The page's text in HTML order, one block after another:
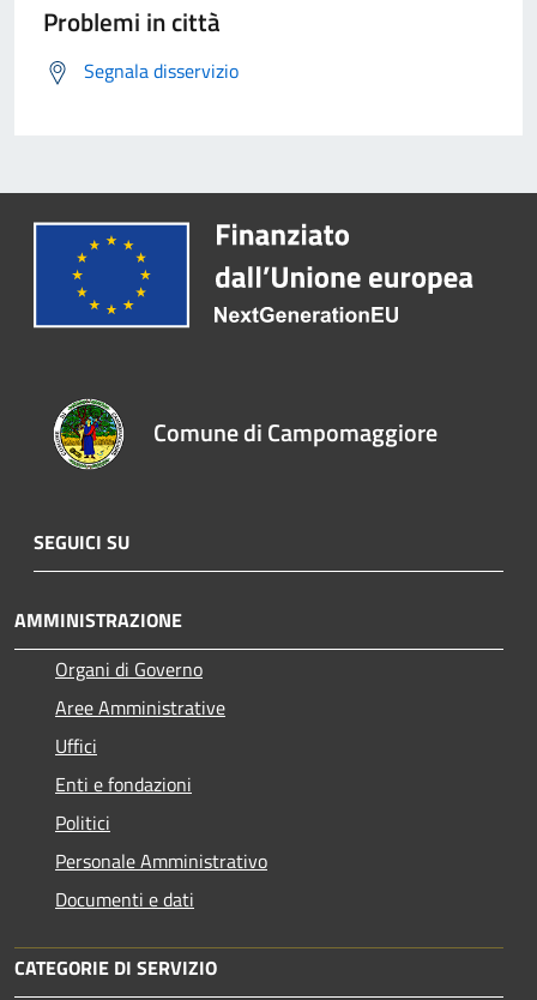
Problemi in città
Segnala disservizio
Comune di Campomaggiore
SEGUICI SU
AMMINISTRAZIONE
Organi di Governo
Aree Amministrative
Uffici
Enti e fondazioni
Politici
Personale Amministrativo
Documenti e dati
CATEGORIE DI SERVIZIO